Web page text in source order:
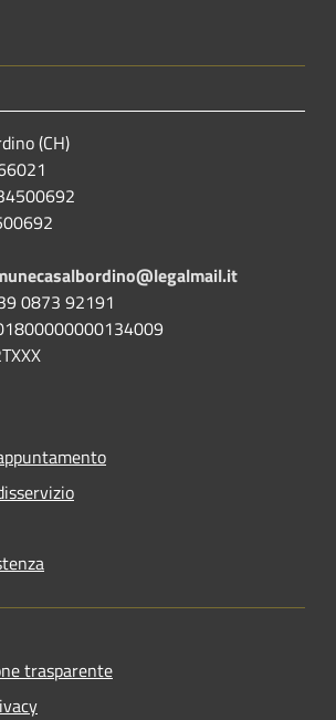
(CH)
0873 92191
trasparente